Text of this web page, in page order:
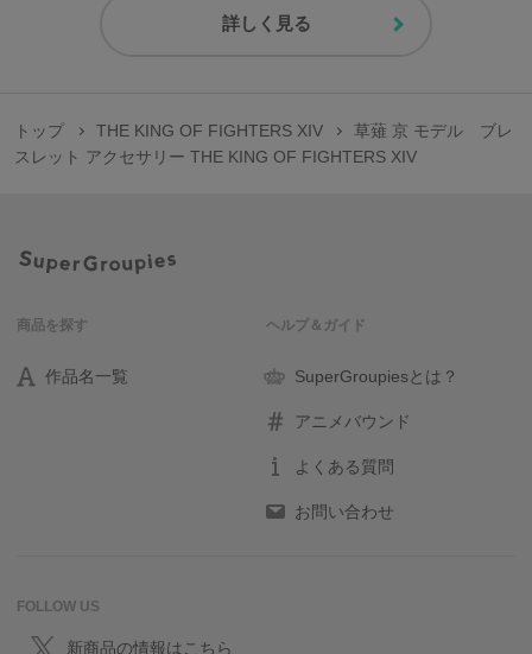
詳しく見る
トップ THE KING OF FIGHTERS XIV
草薙 京 モデル ブレ
スレット アクセサリー THE KING OF FIGHTERS XIV
商品を探す
作品名一覧
ヘルプ＆ガイド
SuperGroupiesとは？
アニメバウンド
よくある質問
お問い合わせ
FOLLOW US
新商品の情報はこちら